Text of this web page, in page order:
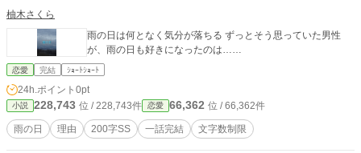
柚木さくら
雨の日は何となく気分が落ちる ずっとそう思っていた男性
が、雨の日も好きになったのは……
恋愛 完結 ｼｮｰﾄｼｮｰﾄ
24h.ポイント 0pt
小説 228,743 位 / 228,743件 恋愛 66,362 位 / 66,362件
雨の日 理由 200字SS 一話完結 文字数制限